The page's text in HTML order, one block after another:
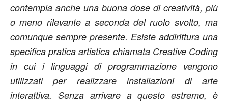
contempla anche una buona dose di creatività, più
o meno rilevante a seconda del ruolo svolto, ma
comunque sempre presente. Esiste addirittura una
specifica pratica artistica chiamata Creative Coding
in cui i linguaggi di programmazione vengono
utilizzati per realizzare installazioni di arte
interattiva. Senza arrivare a questo estremo, è